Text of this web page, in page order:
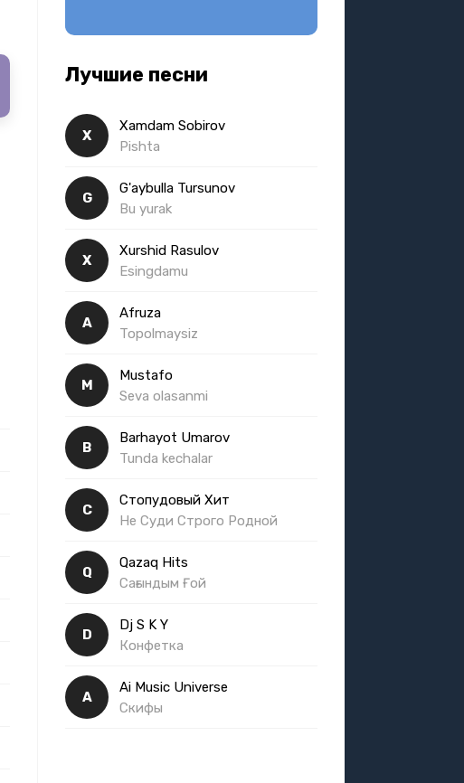
Лучшие песни
X
Xamdam Sobirov
Pishta
G
G'aybulla Tursunov
Bu yurak
X
Xurshid Rasulov
Esingdamu
A
Afruza
Topolmaysiz
M
Mustafo
Seva olasanmi
B
Barhayot Umarov
Tunda kechalar
С
Стопудовый Хит
Не Суди Строго Родной
Q
Qazaq Hits
Сағындым Ғой
D
Dj S K Y
Конфетка
A
Ai Music Universe
Скифы